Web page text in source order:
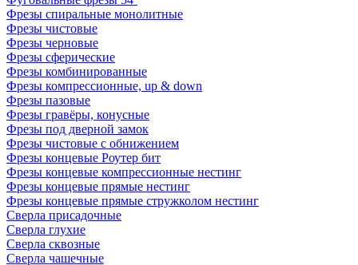
Фрезы спиральные монолитные
Фрезы чистовые
Фрезы черновые
Фрезы сферические
Фрезы комбинированные
Фрезы компрессионные, up & down
Фрезы пазовые
Фрезы гравёры, конусные
Фрезы под дверной замок
Фрезы чистовые с обнижением
Фрезы концевые Роутер бит
Фрезы концевые компрессионные нестинг
Фрезы концевые прямые нестинг
Фрезы концевые прямые стружколом нестинг
Сверла присадочные
Сверла глухие
Сверла сквозные
Сверла чашечные